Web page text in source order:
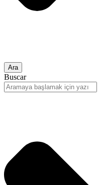
Ara
Buscar